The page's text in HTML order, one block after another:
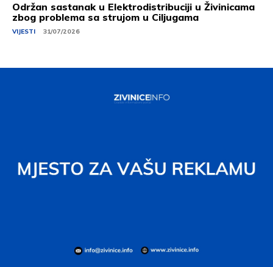
Održan sastanak u Elektrodistribuciji u Živinicama
zbog problema sa strujom u Ciljugama
VIJESTI 31/07/2026